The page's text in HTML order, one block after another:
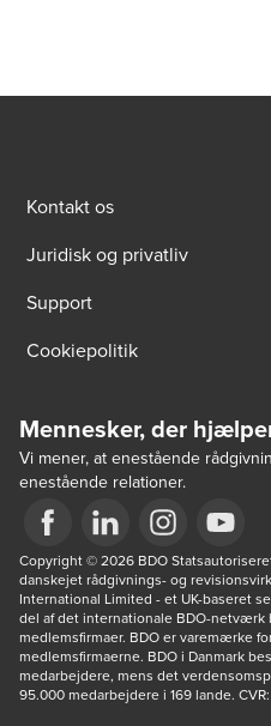
Kontakt os
Juridisk og privatliv
Support
Cookiepolitik
Mennesker, der
Vi mener, at enestående
enestående relationer.
Opens in a new window/tab
Opens in a new window/
Opens in a new
Opens in
Copyright © 2026 BDO
danskejet rådgivnings- og
International Limited - et UK-baseret
del af det internationale BDO-
medlemsfirmaer. BDO er varemærke
medlemsfirmaerne. BDO i Danmark
medarbejdere, mens det
95.000 medarbejdere i 169 lande.